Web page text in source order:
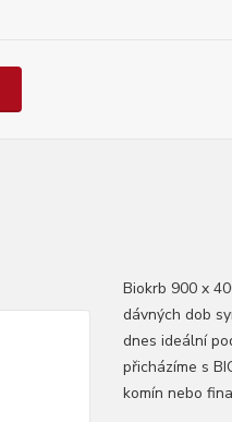
Biokrb 900 x
dávných dob
dnes ideální
přicházíme s
komín nebo